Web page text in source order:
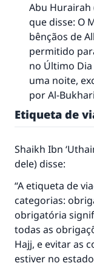
Abu Hurairah
que disse: O
bênçãos de
permitido
no Último
uma noite,
por Al-
Etiqueta de
Shaikh Ibn
dele) disse:
“A etiqueta de
categorias:
obrigatória
todas as
Hajj, e evitar as
estiver no